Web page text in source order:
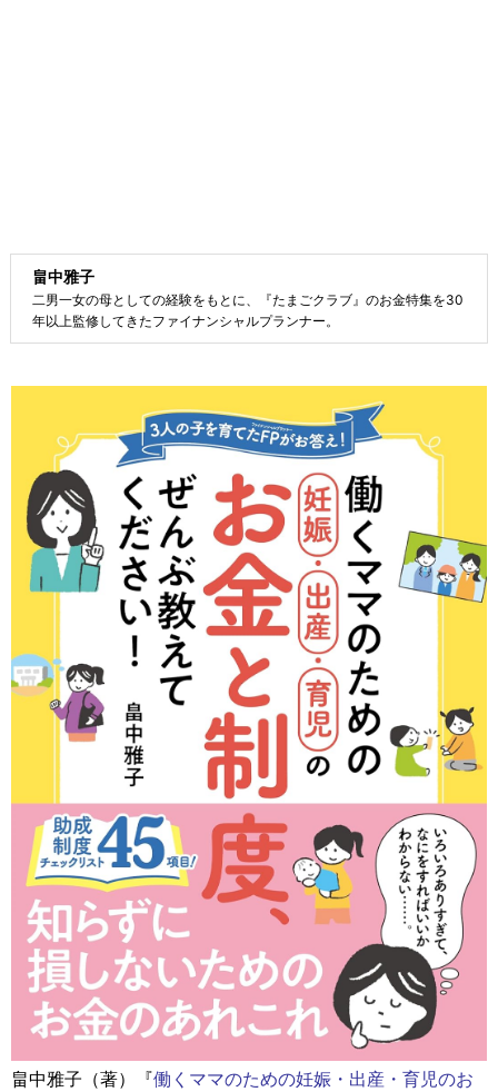
畠中雅子
二男一女の母としての経験をもとに、『たまごクラブ』のお金特集を30
年以上監修してきたファイナンシャルプランナー。
畠中雅子（著）『働くママのための妊娠・出産・育児のお